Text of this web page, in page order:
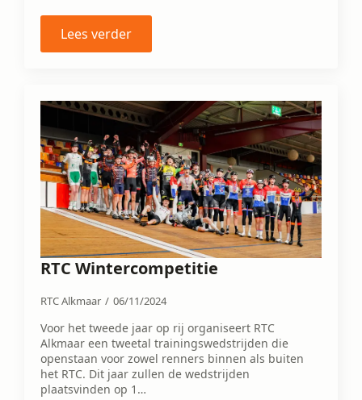
Lees verder
RTC Wintercompetitie
RTC Alkmaar 06/11/2024
Voor het tweede jaar op rij organiseert RTC
Alkmaar een tweetal trainingswedstrijden die
openstaan voor zowel renners binnen als buiten
het RTC. Dit jaar zullen de wedstrijden
plaatsvinden op 1…